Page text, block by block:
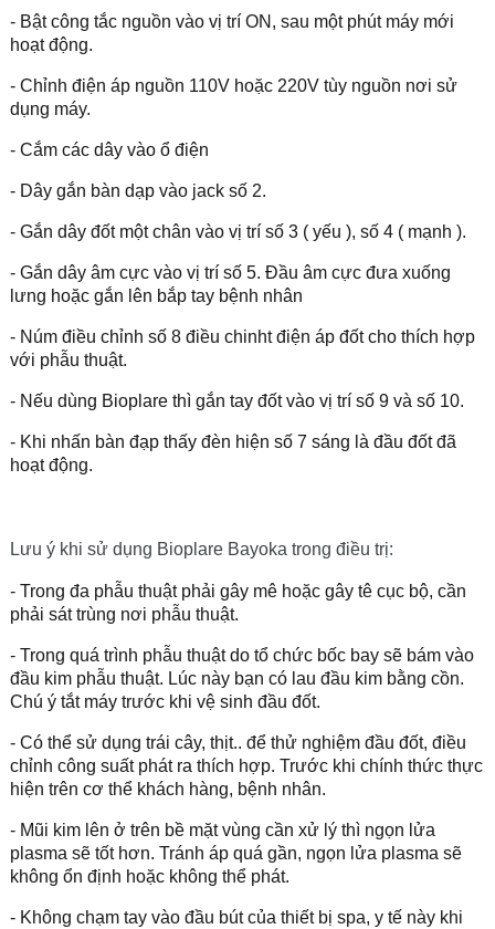
- Bật công tắc nguồn vào vị trí ON, sau một phút máy mới
hoạt động.
- Chỉnh điện áp nguồn 110V hoặc 220V tùy nguồn nơi sử
dụng máy.
- Cắm các dây vào ổ điện
- Dây gắn bàn dạp vào jack số 2.
- Gắn dây đốt một chân vào vị trí số 3 ( yếu ), số 4 ( mạnh ).
- Gắn dây âm cực vào vị trí số 5. Đầu âm cực đưa xuống
lưng hoặc gắn lên bắp tay bệnh nhân
- Núm điều chỉnh số 8 điều chinht điện áp đốt cho thích hợp
với phẫu thuật.
- Nếu dùng Bioplare thì gắn tay đốt vào vị trí số 9 và số 10.
- Khi nhấn bàn đạp thấy đèn hiện số 7 sáng là đầu đốt đã
hoạt động.
Lưu ý khi sử dụng Bioplare Bayoka trong điều trị:
- Trong đa phẫu thuật phải gây mê hoặc gây tê cục bộ, cần
phải sát trùng nơi phẫu thuật.
- Trong quá trình phẫu thuật do tổ chức bốc bay sẽ bám vào
đầu kim phẫu thuật. Lúc này bạn có lau đầu kim bằng cồn.
Chú ý tắt máy trước khi vệ sinh đầu đốt.
- Có thể sử dụng trái cây, thịt.. để thử nghiệm đầu đốt, điều
chỉnh công suất phát ra thích hợp. Trước khi chính thức thực
hiện trên cơ thể khách hàng, bệnh nhân.
- Mũi kim lên ở trên bề mặt vùng cần xử lý thì ngọn lửa
plasma sẽ tốt hơn. Tránh áp quá gần, ngọn lửa plasma sẽ
không ổn định hoặc không thể phát.
- Không chạm tay vào đầu bút của thiết bị spa, y tế này khi